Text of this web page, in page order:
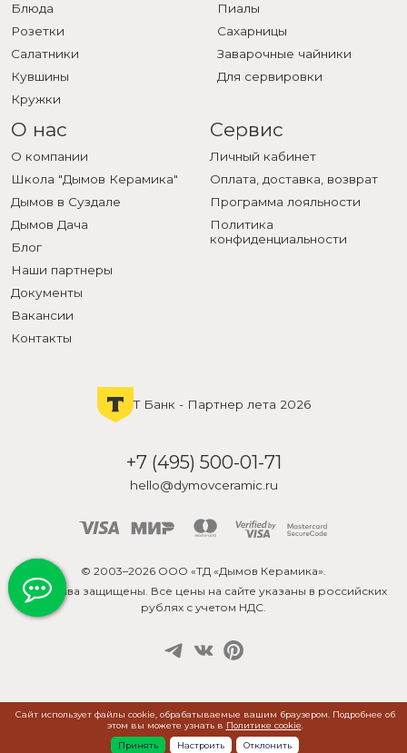
Блюда
Розетки
Салатники
Кувшины
Кружки
Пиалы
Сахарницы
Заварочные чайники
Для сервировки
О нас
О компании
Школа "Дымов Керамика"
Дымов в Суздале
Дымов Дача
Блог
Наши партнеры
Документы
Вакансии
Контакты
Сервис
Личный кабинет
Оплата, доставка, возврат
Программа лояльности
Политика
конфиденциальности
Т Банк - Партнер лета 2026
+7 (495) 500-01-71
hello@dymovceramic.ru
© 2003–2026 ООО «ТД «Дымов Керамика».
Все права защищены. Все цены на сайте указаны в российских
рублях с учетом НДС.
Сайт использует файлы cookie, обрабатываемые вашим браузером. Подробнее об
этом вы можете узнать в Политике cookie
Принять
Настроить Отклонить